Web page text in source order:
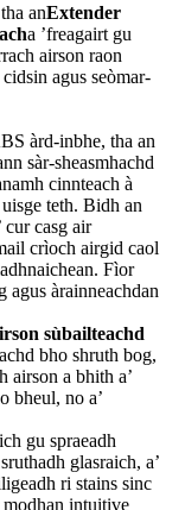
anExtender
a ’freagairt gu
airson raon
agus seòmar-
àrd-inbhe, tha an
sàr-sheasmhachd
cinnteach à
teth. Bidh an
cur casg air
crìoch airgid caol
Fìor
agus àrainneachdan
sùbailteachd
bho shruth bog,
airson a bhith a’
bheul, no a’
gu spraeadh
glasraich, a’
ri stains sinc
modhan intuitive